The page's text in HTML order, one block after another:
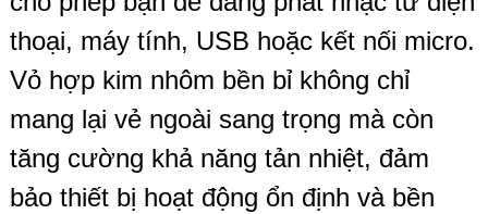
thoại, máy tính, USB hoặc kết nối micro.
Vỏ hợp kim nhôm bền bỉ không chỉ
mang lại vẻ ngoài sang trọng mà còn
tăng cường khả năng tản nhiệt, đảm
bảo thiết bị hoạt động ổn định và bền